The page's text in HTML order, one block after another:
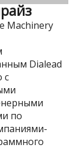
Machinery
Dialead
с
по